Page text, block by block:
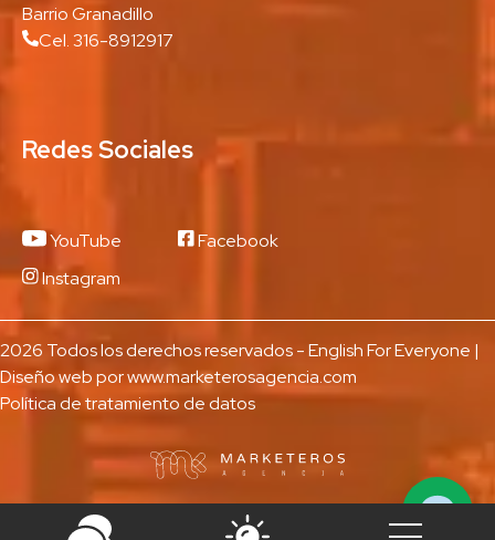
Barrio Granadillo
Cel. 316-8912917
Redes Sociales
YouTube
Facebook
Instagram
2026 Todos los derechos reservados - English For Everyone |
Diseño web porwww.marketerosagencia.com
Política de tratamiento de datos